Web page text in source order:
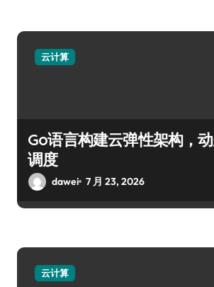
云计算
Go语言构建云弹性架构，
调度
dawei 7 月 23, 2026
云计算